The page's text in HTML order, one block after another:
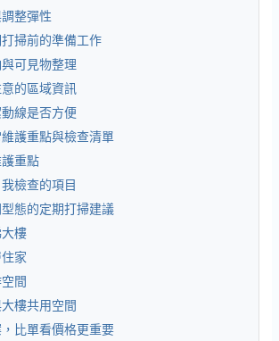
整彈性
掃前的準備工作
可見物整理
的區域資訊
線是否方便
護重點與檢查清單
重點
檢查的項目
態的定期打掃建議
樓
家
間
樓共用空間
比單看價格更重要